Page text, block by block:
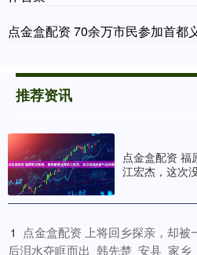
点金盒配资 70余万市民参加首都
推荐资讯
点金盒配资 福
江宏杰，这次
1
点金盒配资 上将回乡探亲，却
后泪水夺眶而出_韩先楚_安县_家乡